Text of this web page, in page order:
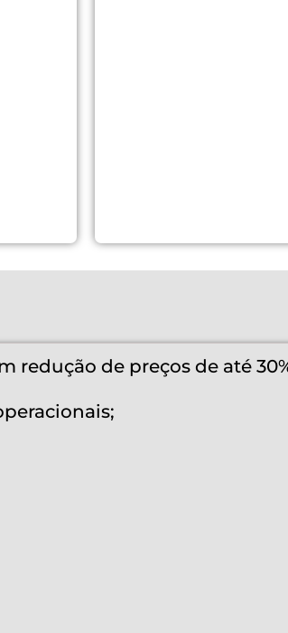
redução de preços de até